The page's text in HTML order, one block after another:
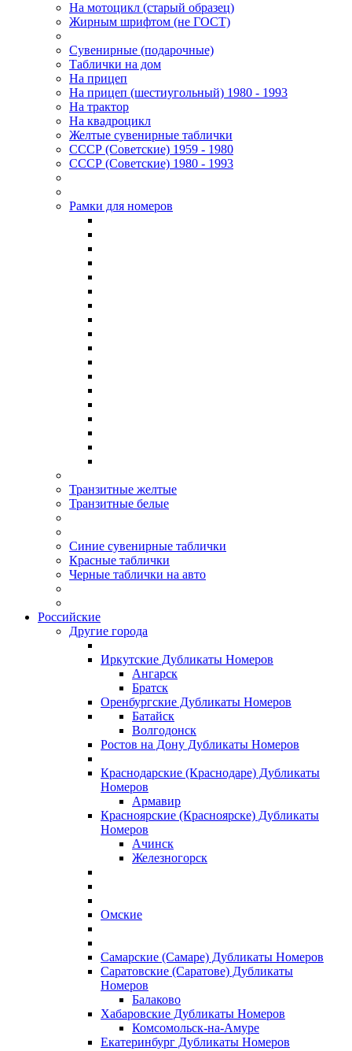
На мотоцикл (старый образец)
Жирным шрифтом (не ГОСТ)
Сувенирные (подарочные)
Таблички на дом
На прицеп
На прицеп (шестиугольный) 1980 - 1993
На трактор
На квадроцикл
Желтые сувенирные таблички
СССР (Советские) 1959 - 1980
СССР (Советские) 1980 - 1993
Рамки для номеров
Транзитные желтые
Транзитные белые
Синие сувенирные таблички
Красные таблички
Черные таблички на авто
Российские
Другие города
Иркутские Дубликаты Номеров
Ангарск
Братск
Оренбургские Дубликаты Номеров
Батайск
Волгодонск
Ростов на Дону Дубликаты Номеров
Краснодарские (Краснодаре) Дубликаты
Номеров
Армавир
Красноярские (Красноярске) Дубликаты
Номеров
Ачинск
Железногорск
Омские
Самарские (Самаре) Дубликаты Номеров
Саратовские (Саратове) Дубликаты
Номеров
Балаково
Хабаровские Дубликаты Номеров
Комсомольск-на-Амуре
Екатеринбург Дубликаты Номеров